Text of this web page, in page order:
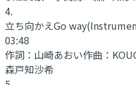
4.
立ち向かえGo way
03:48
作詞： 山崎あおい作曲：
森戸知沙希